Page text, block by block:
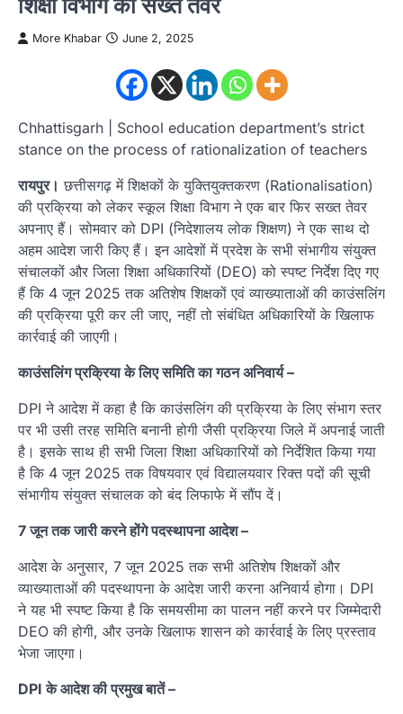
More Khabar June 2, 2025
Chhattisgarh | School education department’s strict
stance on the process of rationalization of teachers
रायपुर। छत्तीसगढ़ में शिक्षकों के युक्तियुक्तकरण (Rationalisation)
की प्रक्रिया को लेकर स्कूल शिक्षा विभाग ने एक बार फिर सख्त तेवर
अपनाए हैं। सोमवार को DPI (निदेशालय लोक शिक्षण) ने एक साथ दो
अहम आदेश जारी किए हैं। इन आदेशों में प्रदेश के सभी संभागीय संयुक्त
संचालकों और जिला शिक्षा अधिकारियों (DEO) को स्पष्ट निर्देश दिए गए
हैं कि 4 जून 2025 तक अतिशेष शिक्षकों एवं व्याख्याताओं की काउंसलिंग
की प्रक्रिया पूरी कर ली जाए, नहीं तो संबंधित अधिकारियों के खिलाफ
कार्रवाई की जाएगी।
काउंसलिंग प्रक्रिया के लिए समिति का गठन अनिवार्य –
DPI ने आदेश में कहा है कि काउंसलिंग की प्रक्रिया के लिए संभाग स्तर
पर भी उसी तरह समिति बनानी होगी जैसी प्रक्रिया जिले में अपनाई जाती
है। इसके साथ ही सभी जिला शिक्षा अधिकारियों को निर्देशित किया गया
है कि 4 जून 2025 तक विषयवार एवं विद्यालयवार रिक्त पदों की सूची
संभागीय संयुक्त संचालक को बंद लिफाफे में सौंप दें।
7 जून तक जारी करने होंगे पदस्थापना आदेश –
आदेश के अनुसार, 7 जून 2025 तक सभी अतिशेष शिक्षकों और
व्याख्याताओं की पदस्थापना के आदेश जारी करना अनिवार्य होगा। DPI
ने यह भी स्पष्ट किया है कि समयसीमा का पालन नहीं करने पर जिम्मेदारी
DEO की होगी, और उनके खिलाफ शासन को कार्रवाई के लिए प्रस्ताव
भेजा जाएगा।
DPI के आदेश की प्रमुख बातें –